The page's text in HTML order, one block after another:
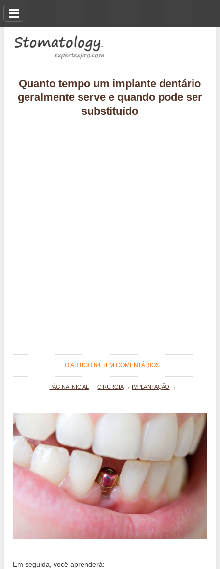
Quanto tempo um implante dentário
geralmente serve e quando pode ser
substituído
≡ O ARTIGO 64 TEM COMENTÁRIOS
≡ PÁGINA INICIAL →CIRURGIA→ IMPLANTAÇÃO →
Em seguida, você aprenderá: